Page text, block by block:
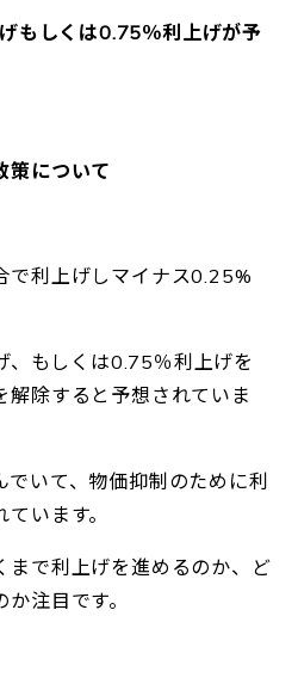
もしくは0.75％利上げが予
策について
で利上げしマイナス0.25%
、もしくは0.75％利上げを
解除すると予想されていま
いて、物価抑制のために利
います。
まで利上げを進めるのか、ど
注目です。